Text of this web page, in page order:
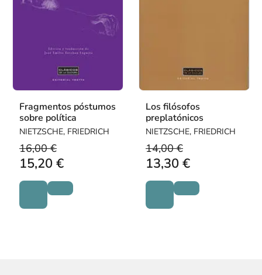
Fragmentos póstumos
sobre política
NIETZSCHE, FRIEDRICH
16,00 €
15,20 €
Los filósofos
preplatónicos
NIETZSCHE, FRIEDRICH
14,00 €
13,30 €